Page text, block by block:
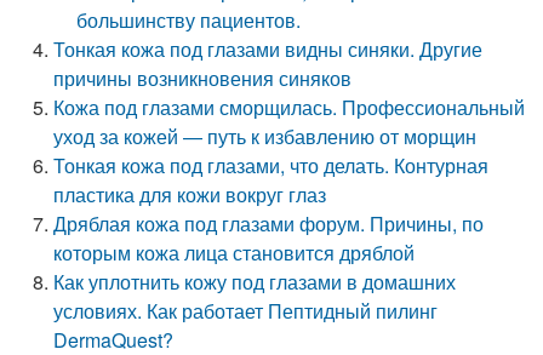
большинству пациентов.
Тонкая кожа под глазами видны синяки. Другие
причины возникновения синяков
Кожа под глазами сморщилась. Профессиональный
уход за кожей — путь к избавлению от морщин
Тонкая кожа под глазами, что делать. Контурная
пластика для кожи вокруг глаз
Дряблая кожа под глазами форум. Причины, по
которым кожа лица становится дряблой
Как уплотнить кожу под глазами в домашних
условиях. Как работает Пептидный пилинг
DermaQuest?